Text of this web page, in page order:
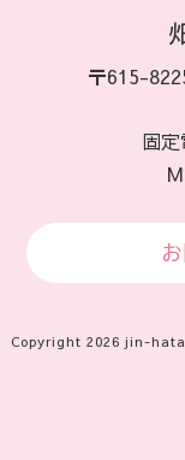
〒615-
固
Copyright 2026 jin-